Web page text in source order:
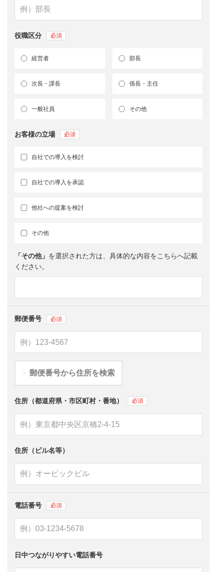
役職区分
経営者 部長
次長・課長 係長・主任
一般社員 その他
お客様の立場
自社での導入を検討
自社での導入を承認
他社への提案を検討
その他
「その他」 を選択された方は、具体的な内容をこちらへ記載
ください。
郵便番号
郵便番号から住所を検索
住所（都道府県・市区町村・番地）
住所（ビル名等）
電話番号
日中つながりやすい電話番号